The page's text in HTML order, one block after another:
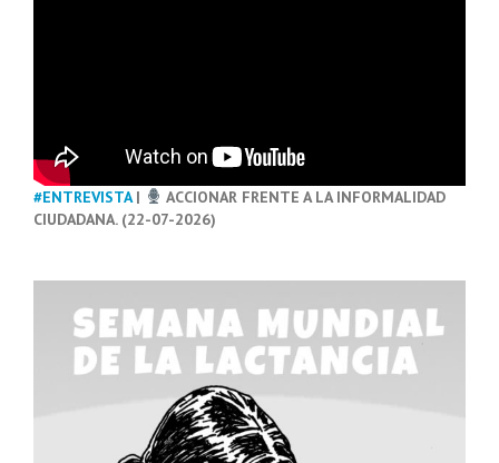
#ENTREVISTA|
ACCIONAR FRENTE A LA INFORMALIDAD
CIUDADANA. (22-07-2026)